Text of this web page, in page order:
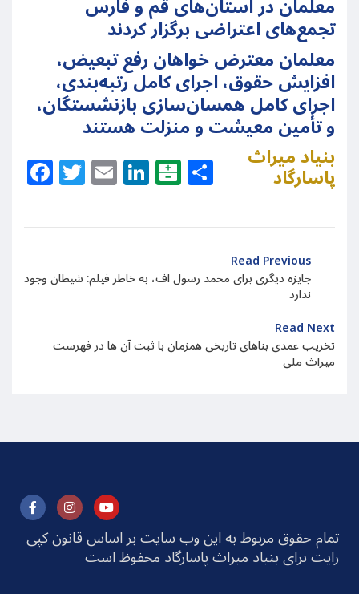
تجمع‌های اعتراضی برگزار کردند
معلمان معترض خواهان رفع تبعیض،
افزایش حقوق، اجرای کامل رتبه‌بندی،
اجرای کامل همسان‌سازی بازنشستگان،
و تأمین معیشت و منزلت هستند
Facebook
Twitter
EmailLinkedIn
Balatarin
Share
بنیاد میراث
پاسارگاد
Read Previous
جایزه دیگری برای محمد رسول اف، به خاطر فیلم: شیطان وجود
ندارد
Read Next
تخریب عمدی بناهای تاریخی همزمان با ثبت آن ها در فهرست
میراث ملی
تمام حقوق مربوط به این وب سایت بر اساس قانون کپی
رایت برای بنیاد میراث پاسارگاد محفوظ است